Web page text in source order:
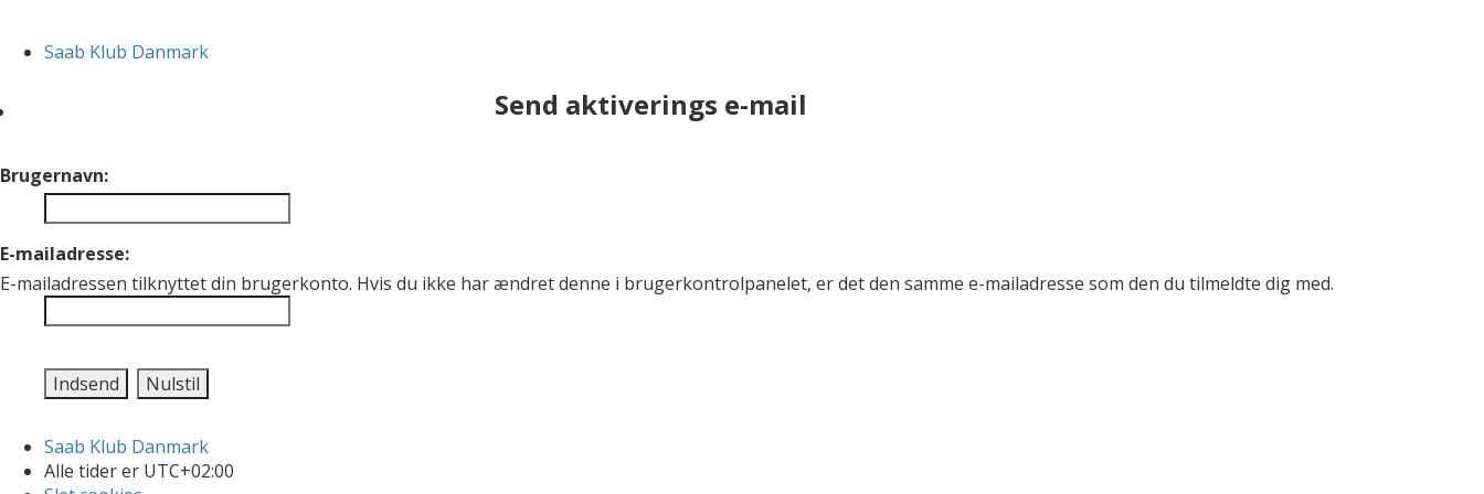
Saab Klub Danmark
Send aktiverings e-mail
Brugernavn:
E-mailadresse:
E-mailadressen tilknyttet din brugerkonto. Hvis du ikke har ændret denne i brugerkontrolpanelet, er det den samme e-mailadresse som den du tilmeldte dig med.
Saab Klub Danmark
Alle tider er UTC+02:00